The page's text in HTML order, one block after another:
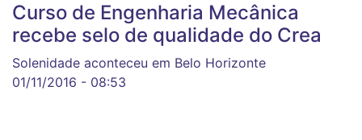
Curso de Engenharia Mecânica
recebe selo de qualidade do Crea
Solenidade aconteceu em Belo Horizonte
01/11/2016 - 08:53